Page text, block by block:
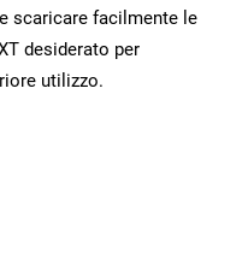
scaricare facilmente le
desiderato per
utilizzo.